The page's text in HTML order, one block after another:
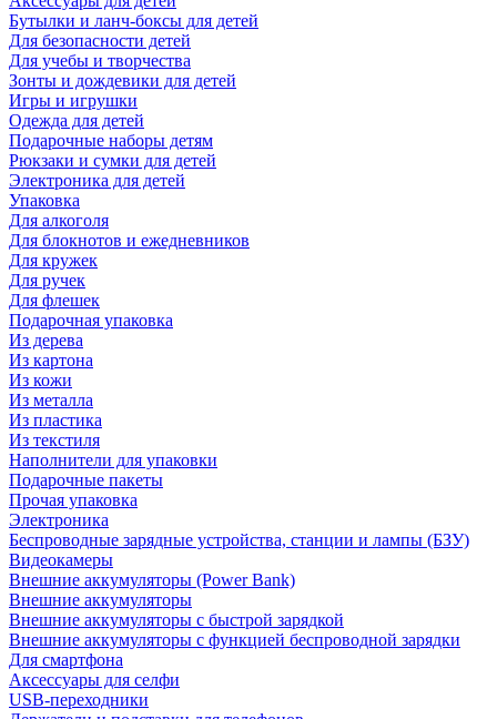
Бутылки и ланч-боксы для детей
Для безопасности детей
Для учебы и творчества
Зонты и дождевики для детей
Игры и игрушки
Одежда для детей
Подарочные наборы детям
Рюкзаки и сумки для детей
Электроника для детей
Упаковка
Для алкоголя
Для блокнотов и ежедневников
Для кружек
Для ручек
Для флешек
Подарочная упаковка
Из дерева
Из картона
Из кожи
Из металла
Из пластика
Из текстиля
Наполнители для упаковки
Подарочные пакеты
Прочая упаковка
Электроника
Беспроводные зарядные устройства, станции и лампы (БЗУ)
Видеокамеры
Внешние аккумуляторы (Power Bank)
Внешние аккумуляторы
Внешние аккумуляторы с быстрой зарядкой
Внешние аккумуляторы с функцией беспроводной зарядки
Для смартфона
Аксессуары для селфи
USB-переходники